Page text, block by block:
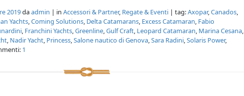
2019daadmin | in Accessori & Partner, Regate & Eventi | tag:Axopar,Canados,
Yachts,Coming Solutions, Delta Catamarans, Excess Catamaran, Fabio
, Franchini Yachts,Greenline,Gulf Craft, Leopard Catamaran, Marina Cesana,
, Nadir Yacht, Princess,Salone nautico di Genova,Sara Radini,Solaris Power,
1